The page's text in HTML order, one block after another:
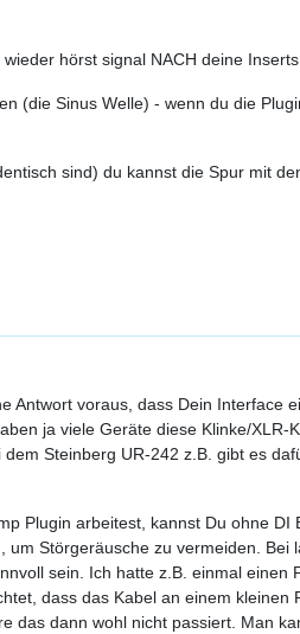
hörst signal NACH deine
(die Sinus Welle) - wenn du die
sind) du kannst die Spur mit
Antwort voraus, dass Dein Interface
ja viele Geräte diese Klinke/
Steinberg UR-242 z.B. gibt es
Plugin arbeitest, kannst Du ohne
Störgeräusche zu vermeiden.
sein. Ich hatte z.B. einmal
dass das Kabel an einem
das dann wohl nicht passiert. Man